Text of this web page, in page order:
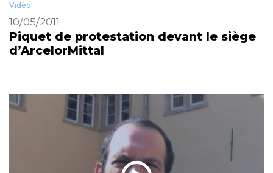
Vidéo
10/05/2011
Piquet de protestation devant le siège
d’ArcelorMittal